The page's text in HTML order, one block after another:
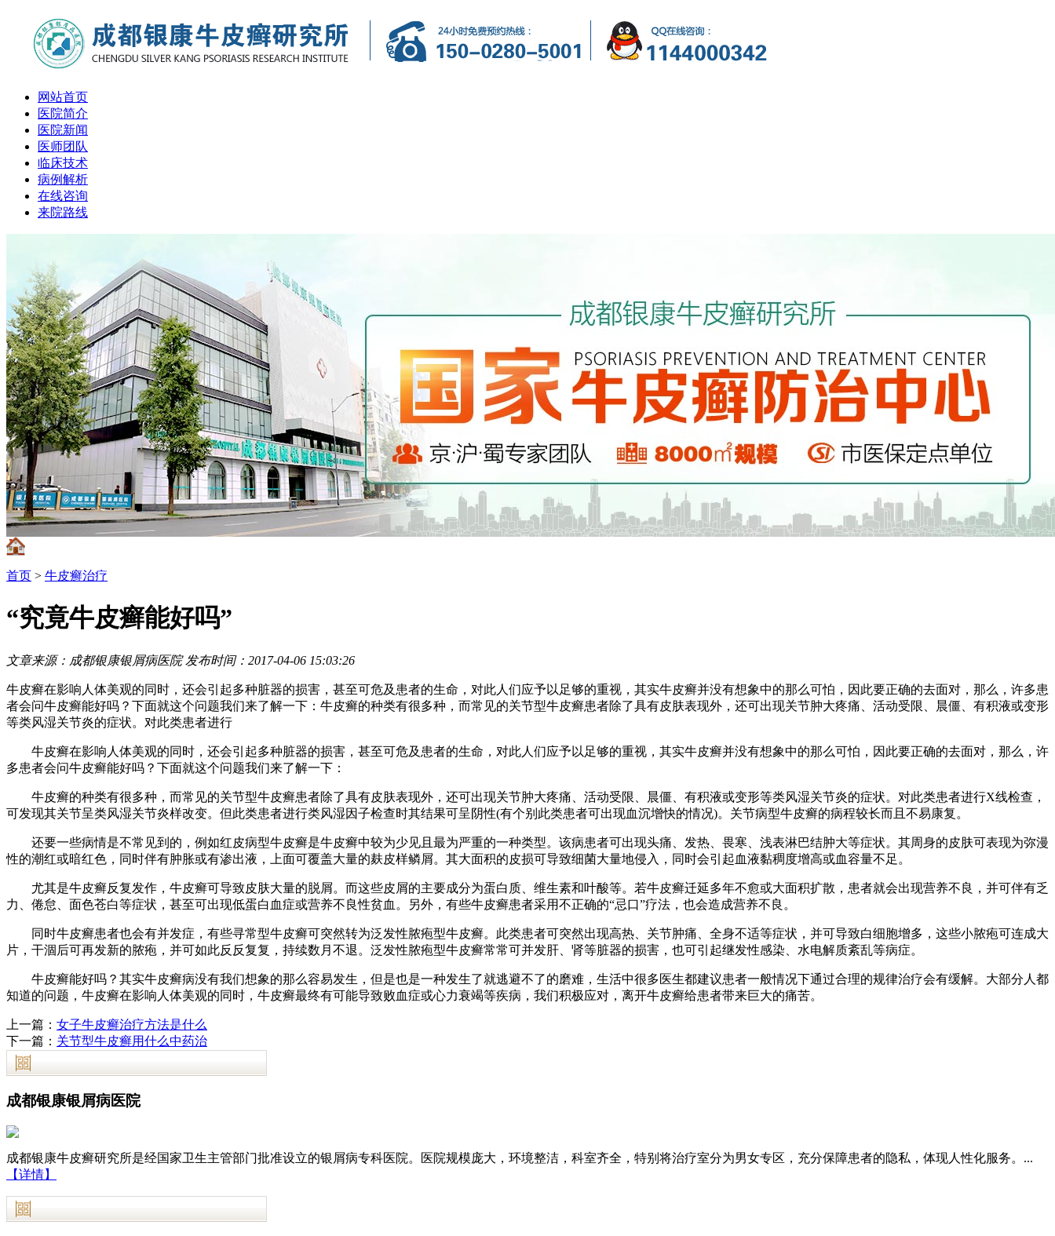
网站首页
医院简介
医院新闻
医师团队
临床技术
病例解析
在线咨询
来院路线
首页 > 牛皮癣治疗
“究竟牛皮癣能好吗”
文章来源：成都银康银屑病医院 发布时间：2017-04-06 15:03:26
牛皮癣在影响人体美观的同时，还会引起多种脏器的损害，甚至可危及患者的生命，对此人们应予以足够的重视，其实牛皮癣并没有想象中的那么可怕，因此要正确的去面对，那么，许多患
者会问牛皮癣能好吗？下面就这个问题我们来了解一下：牛皮癣的种类有很多种，而常见的关节型牛皮癣患者除了具有皮肤表现外，还可出现关节肿大疼痛、活动受限、晨僵、有积液或变形
等类风湿关节炎的症状。对此类患者进行
牛皮癣在影响人体美观的同时，还会引起多种脏器的损害，甚至可危及患者的生命，对此人们应予以足够的重视，其实牛皮癣并没有想象中的那么可怕，因此要正确的去面对，那么，许
多患者会问牛皮癣能好吗？下面就这个问题我们来了解一下：
牛皮癣的种类有很多种，而常见的关节型牛皮癣患者除了具有皮肤表现外，还可出现关节肿大疼痛、活动受限、晨僵、有积液或变形等类风湿关节炎的症状。对此类患者进行X线检查，
可发现其关节呈类风湿关节炎样改变。但此类患者进行类风湿因子检查时其结果可呈阴性(有个别此类患者可出现血沉增快的情况)。关节病型牛皮癣的病程较长而且不易康复。
还要一些病情是不常见到的，例如红皮病型牛皮癣是牛皮癣中较为少见且最为严重的一种类型。该病患者可出现头痛、发热、畏寒、浅表淋巴结肿大等症状。其周身的皮肤可表现为弥漫
性的潮红或暗红色，同时伴有肿胀或有渗出液，上面可覆盖大量的麸皮样鳞屑。其大面积的皮损可导致细菌大量地侵入，同时会引起血液黏稠度增高或血容量不足。
尤其是牛皮癣反复发作，牛皮癣可导致皮肤大量的脱屑。而这些皮屑的主要成分为蛋白质、维生素和叶酸等。若牛皮癣迁延多年不愈或大面积扩散，患者就会出现营养不良，并可伴有乏
力、倦怠、面色苍白等症状，甚至可出现低蛋白血症或营养不良性贫血。另外，有些牛皮癣患者采用不正确的“忌口”疗法，也会造成营养不良。
同时牛皮癣患者也会有并发症，有些寻常型牛皮癣可突然转为泛发性脓疱型牛皮癣。此类患者可突然出现高热、关节肿痛、全身不适等症状，并可导致白细胞增多，这些小脓疱可连成大
片，干涸后可再发新的脓疱，并可如此反反复复，持续数月不退。泛发性脓疱型牛皮癣常常可并发肝、肾等脏器的损害，也可引起继发性感染、水电解质紊乱等病症。
牛皮癣能好吗？其实牛皮癣病没有我们想象的那么容易发生，但是也是一种发生了就逃避不了的磨难，生活中很多医生都建议患者一般情况下通过合理的规律治疗会有缓解。大部分人都
知道的问题，牛皮癣在影响人体美观的同时，牛皮癣最终有可能导致败血症或心力衰竭等疾病，我们积极应对，离开牛皮癣给患者带来巨大的痛苦。
上一篇： 女子牛皮癣治疗方法是什么
下一篇： 关节型牛皮癣用什么中药治
成都银康银屑病医院
成都银康牛皮癣研究所是经国家卫生主管部门批准设立的银屑病专科医院。医院规模庞大，环境整洁，科室齐全，特别将治疗室分为男女专区，充分保障患者的隐私，体现人性化服务。...
【详情】